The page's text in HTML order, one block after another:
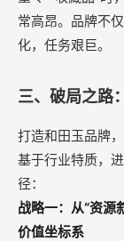
常高昂。品牌不
化，任务艰巨。
三、破局之路
打造和田玉品牌
基于行业特质，
径：
战略一：从“资
价值坐标系